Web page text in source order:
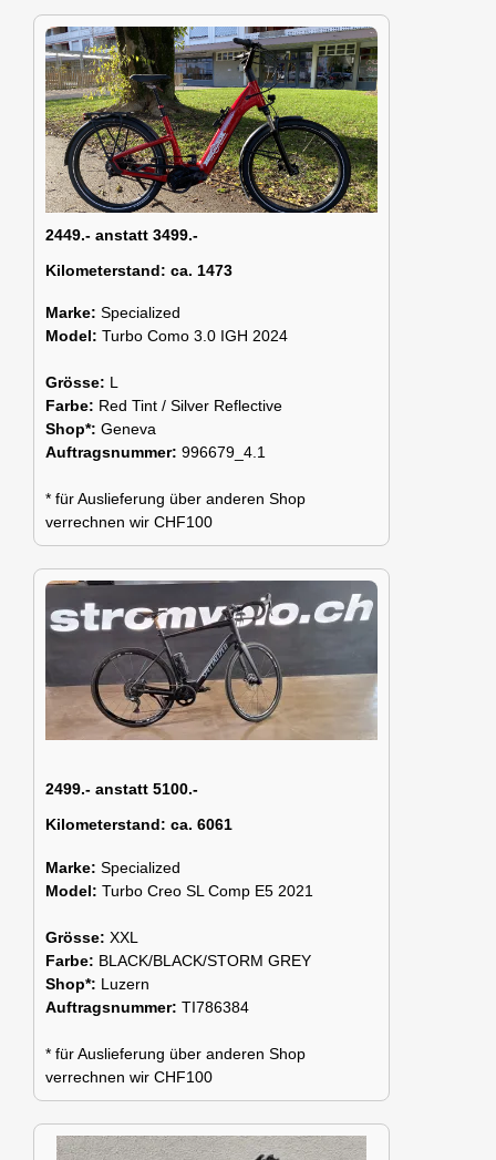
2449.- anstatt 3499.-
Kilometerstand: ca. 1473
Marke: Specialized
Model: Turbo Como 3.0 IGH 2024
Grösse: L
Farbe: Red Tint / Silver Reflective
Shop*: Geneva
Auftragsnummer: 996679_4.1
* für Auslieferung über anderen Shop
verrechnen wir CHF100
2499.- anstatt 5100.-
Kilometerstand: ca. 6061
Marke: Specialized
Model: Turbo Creo SL Comp E5 2021
Grösse: XXL
Farbe: BLACK/BLACK/STORM GREY
Shop*: Luzern
Auftragsnummer: TI786384
* für Auslieferung über anderen Shop
verrechnen wir CHF100